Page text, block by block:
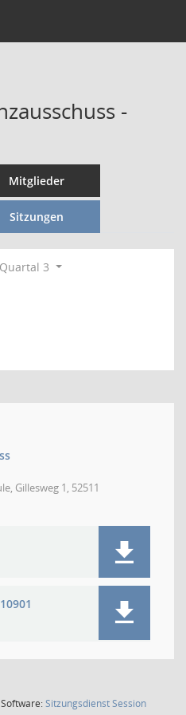
-
Mitglieder
Sitzungen
Quartal 3
Gillesweg 1, 52511
Software:SitzungsdienstSession(Wird in